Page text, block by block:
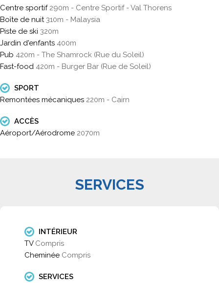
Centre sportif 290m - Centre Sportif - Val Thorens
Boîte de nuit 310m - Malaysia
Piste de ski 320m
Jardin d'enfants 400m
Pub 420m - The Shamrock (Rue du Soleil)
Fast-food 420m - Burger Bar (Rue de Soleil)
SPORT
Remontées mécaniques 220m - Cairn
ACCÈS
Aéroport/Aérodrome 2070m
SERVICES
INTÉRIEUR
TV Compris
Cheminée Compris
SERVICES